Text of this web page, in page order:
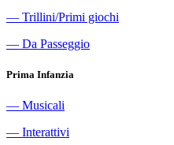
― Trillini/Primi giochi
― Da Passeggio
Prima Infanzia
― Musicali
― Interattivi